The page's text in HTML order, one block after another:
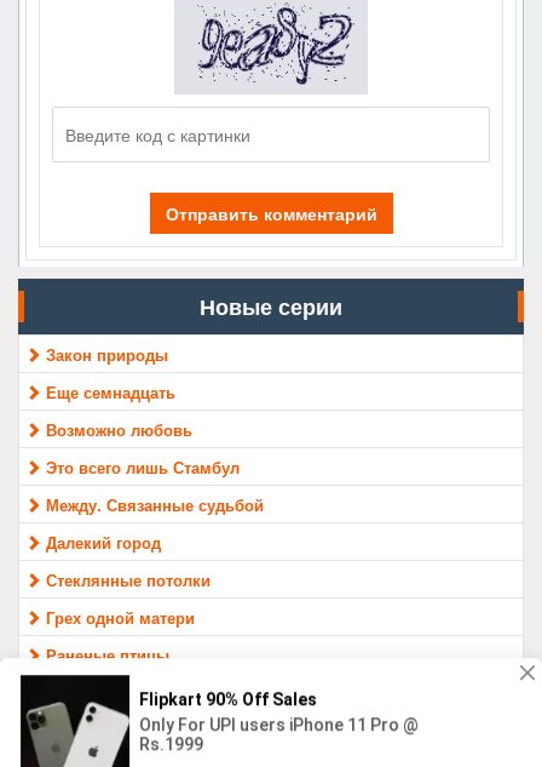
Отправить комментарий
Новые серии
Закон природы
Еще семнадцать
Возможно любовь
Это всего лишь Стамбул
Между. Связанные судьбой
Далекий город
Стеклянные потолки
Грех одной матери
Раненые птицы
МАТЕРИАЛ ПРЕДОСТАВЛЕН ТОЛЬКО ДЛЯ ОЗНАКОМЛЕНИЯ,